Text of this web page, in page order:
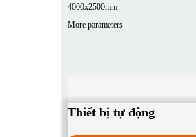
4000x2500mm
More parameters
Thiết bị tự động